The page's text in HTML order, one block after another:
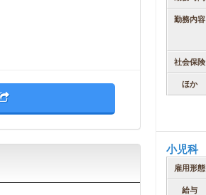
勤務内容
社会保険
ほか
小児科
雇用形態
給与